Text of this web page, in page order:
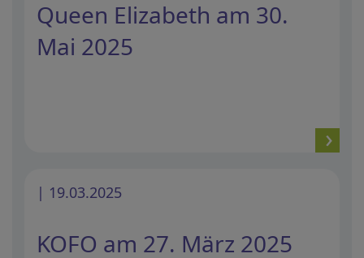
Queen Elizabeth am 30.
Mai 2025
| 19.03.2025
KOFO am 27. März 2025